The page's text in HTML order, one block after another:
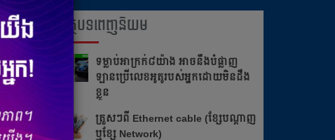
អត្ថបទពេញនិយម
ទម្លាប់​អាក្រក់​​៨​យ៉ាង អាច​នឹង​បំផ្លាញ​​
ឡាន​ប្រើ​លេខ​អូតូ​របស់​អ្នក​ដោយ​មិន​ដឹង​
ខ្លួន
ត្រួស​ៗ​​ពី​ ​Ethernet cable​ ​(ខ្សែ​បណ្ដាញ​
​ឬ​ខ្សែ​ ​Network)